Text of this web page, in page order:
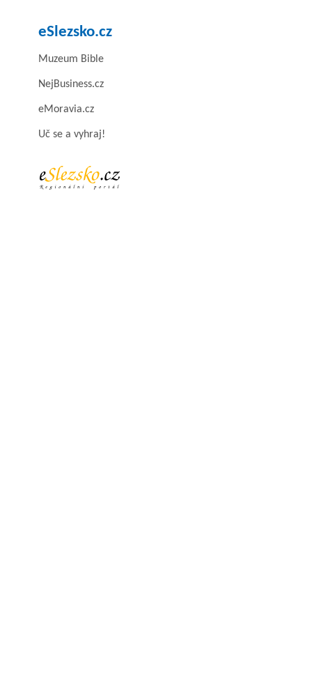
eSlezsko.cz
Muzeum Bible
NejBusiness.cz
eMoravia.cz
Uč se a vyhraj!